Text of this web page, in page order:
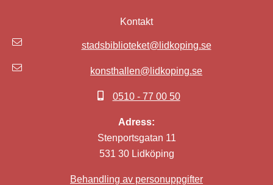
Kontakt
stadsbiblioteket@lidkoping.se
konsthallen@lidkoping.se
0510 - 77 00 50
Adress:
Stenportsgatan 11
531 30 Lidköping
Behandling av personuppgifter